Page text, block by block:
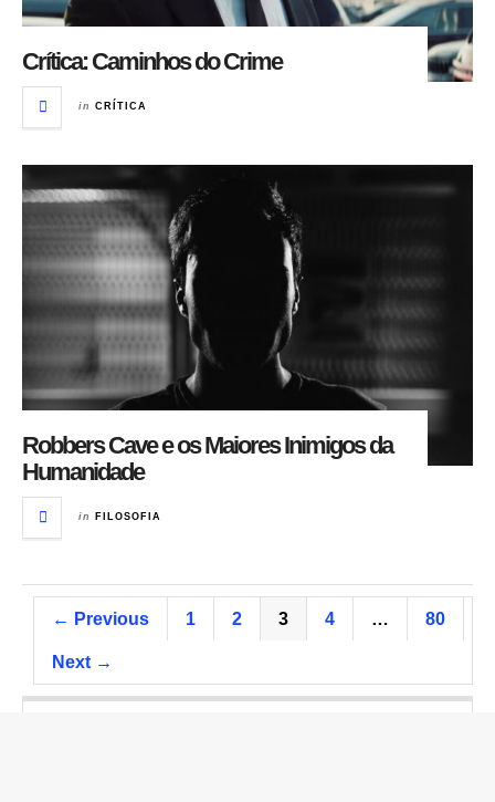
Crítica: Caminhos do Crime
in CRÍTICA
Robbers Cave e os Maiores Inimigos da
Humanidade
in FILOSOFIA
← Previous 1 2 3 4 … 80
Next →